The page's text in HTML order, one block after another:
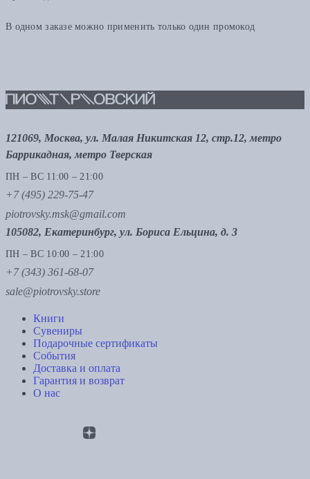
В одном заказе можно применить только один промокод
121069, Москва, ул. Малая Никитская 12, стр.12, метро
Баррикадная, метро Тверская
ПН – ВС 11:00 – 21:00
+7 (495) 229-75-47
piotrovsky.msk@gmail.com
105082, Екатеринбург, ул. Бориса Ельцина, д. 3
ПН – ВС 10:00 – 21:00
+7 (343) 361-68-07
sale@piotrovsky.store
Книги
Сувениры
Подарочные сертификаты
События
Доставка и оплата
Гарантия и возврат
О нас